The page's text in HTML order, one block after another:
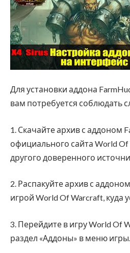
Для установки аддона
вам потребуется соблюдать
1. Скачайте архив с аддоном
официального сайта World
другого доверенного
2. Распакуйте архив с
игрой World Of Warcraft, куда
3. Перейдите в игру World Of
раздел «Аддоны» в меню игры.